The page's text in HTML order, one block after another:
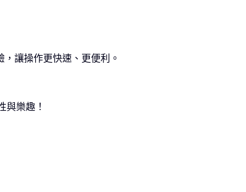
讓操作更快速、更便利。
樂趣！